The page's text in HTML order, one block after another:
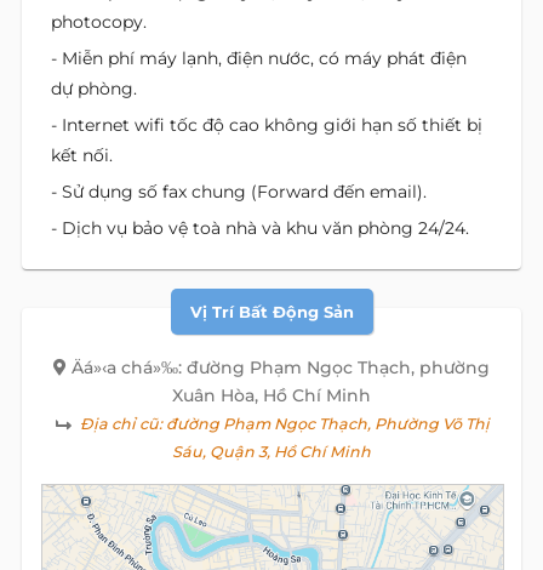
photocopy.
- Miễn phí máy lạnh, điện nước, có máy phát điện
dự phòng.
- Internet wifi tốc độ cao không giới hạn số thiết bị
kết nối.
- Sử dụng số fax chung (Forward đến email).
- Dịch vụ bảo vệ toà nhà và khu văn phòng 24/24.
Vị Trí Bất Động Sản
Äá»‹a chá»‰: đường Phạm Ngọc Thạch, phường
Xuân Hòa, Hồ Chí Minh
Địa chỉ cũ:đường Phạm Ngọc Thạch, Phường Võ Thị
Sáu, Quận 3, Hồ Chí Minh